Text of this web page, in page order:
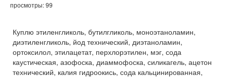
просмотры: 99
Куплю этиленгликоль, бутилгликоль, моноэтаноламин,
диэтиленгликоль, йод технический, диэтаноламин,
ортоксилол, этилацетат, перхлорэтилен, мэг, сода
каустическая, азофоска, диаммофоска, силикагель, ацетон
технический, калия гидроокись, сода кальцинированная,